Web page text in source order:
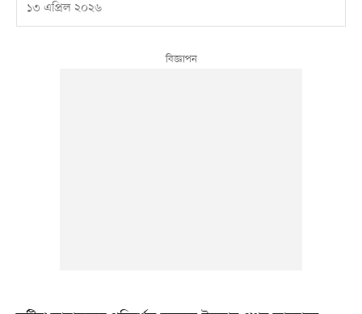
১৩ এপ্রিল ২০২৬